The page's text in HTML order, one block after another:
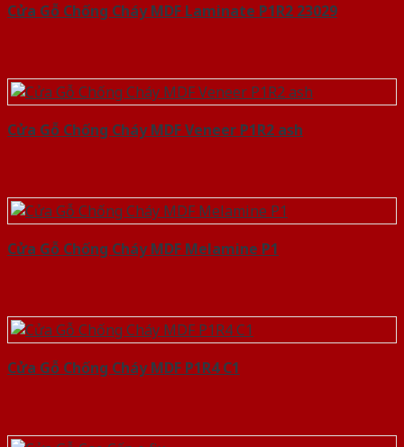
Cửa Gỗ Chống Cháy MDF Laminate P1R2 23029
Cửa Gỗ Chống Cháy MDF Veneer P1R2 ash
Cửa Gỗ Chống Cháy MDF Melamine P1
Cửa Gỗ Chống Cháy MDF P1R4 C1